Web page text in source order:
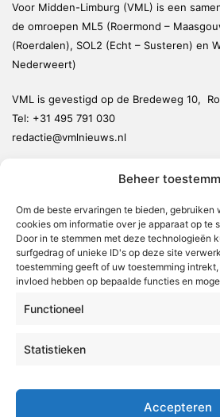
Beheer
Om de beste ervaringen te bieden,
cookies om informatie over je apparaat op te
Door in te stemmen met deze technologieën
surfgedrag of unieke ID's op deze site
toestemming geeft of uw toestemming
invloed hebben op bepaalde functies en
Functioneel
Statistieken
Accepteren
Voor Midden-Limburg (VML) is een
de omroepen ML5 (Roermond –
(Roerdalen), SOL2 (Echt – Susteren) en
Nederweert)
VML is gevestigd op de Bredeweg 10,
Tel: +31 495 791 030
redactie@vmlnieuws.nl
Leudal
Maasgouw
Echt-Susteren
Radio & TV